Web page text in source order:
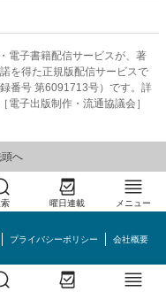
電子書籍配信サービスが、著
を得た正規版配信サービスで
番号 第6091713号）です。詳
電子出版制作・流通協議会］
へ
曜日連載 メニュー
プライバシーポリシー 会社概要
Inc.